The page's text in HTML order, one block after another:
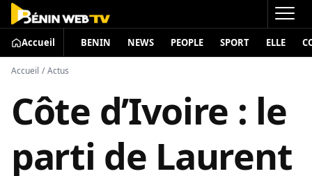
Accueil BENIN NEWS PEOPLE SPORT ELLE
Accueil / Actus
Côte d’Ivoire : le
parti de Laurent